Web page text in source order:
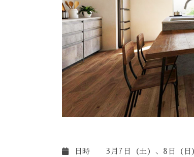
日時 3月7日（土）、8日（日